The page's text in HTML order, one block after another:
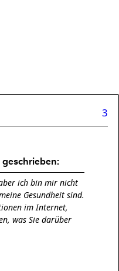
3
ich bin mir nicht
Gesundheit sind.
im Internet,
was Sie darüber